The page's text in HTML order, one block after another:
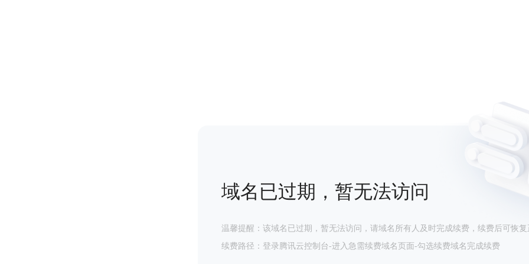
域名已过期，暂无法访问
温馨提醒：该域名已过期，暂无法访问，请域名所有人及时完成续费，续费后可恢复
续费路径：登录腾讯云控制台-进入急需续费域名页面-勾选续费域名完成续费